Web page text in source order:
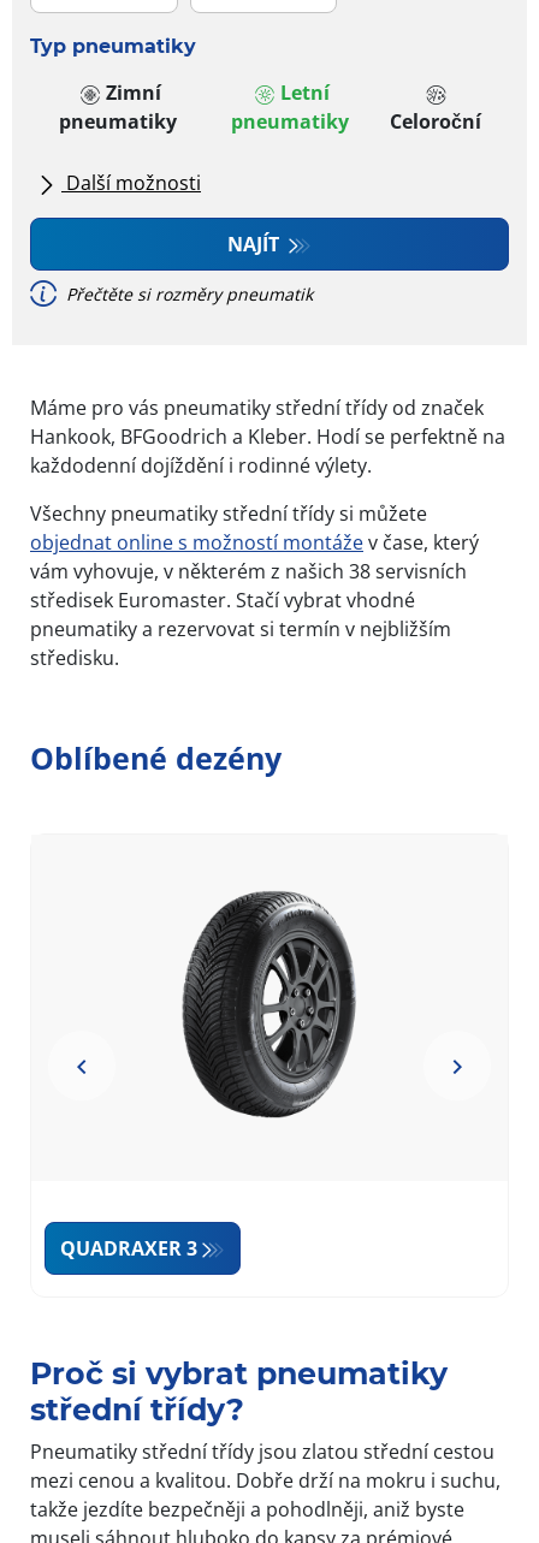
Typ pneumatiky
Zimní
pneumatiky
Letní
pneumatiky
Celoroční
Další možnosti
Všechny značky
Dojezdové
NAJÍT
Přečtěte si rozměry pneumatik
Máme pro vás pneumatiky střední třídy od značek
Hankook, BFGoodrich a Kleber. Hodí se perfektně na
každodenní dojíždění i rodinné výlety.
Všechny pneumatiky střední třídy si můžete
objednat online s možností montážev čase, který
vám vyhovuje, v některém z našich 38 servisních
středisek Euromaster. Stačí vybrat vhodné
pneumatiky a rezervovat si termín v nejbližším
středisku.
Oblíbené dezény
QUADRAXER 3
of
4
Proč si vybrat pneumatiky
střední třídy?
Pneumatiky střední třídy jsou zlatou střední cestou
mezi cenou a kvalitou. Dobře drží na mokru i suchu,
takže jezdíte bezpečněji a pohodlněji, aniž byste